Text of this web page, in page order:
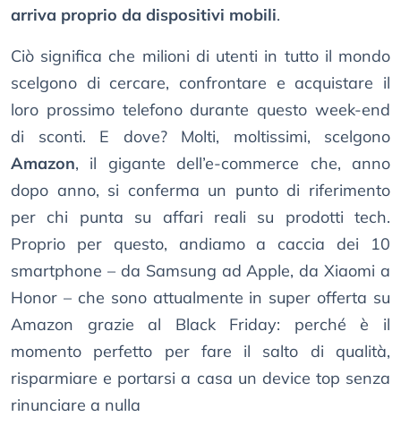
arriva proprio da dispositivi mobili.
Ciò significa che milioni di utenti in tutto il mondo
scelgono di cercare, confrontare e acquistare il
loro prossimo telefono durante questo week-end
di sconti. E dove? Molti, moltissimi, scelgono
Amazon, il gigante dell’e-commerce che, anno
dopo anno, si conferma un punto di riferimento
per chi punta su affari reali su prodotti tech.
Proprio per questo, andiamo a caccia dei 10
smartphone – da Samsung ad Apple, da Xiaomi a
Honor – che sono attualmente in super offerta su
Amazon grazie al Black Friday: perché è il
momento perfetto per fare il salto di qualità,
risparmiare e portarsi a casa un device top senza
rinunciare a nulla